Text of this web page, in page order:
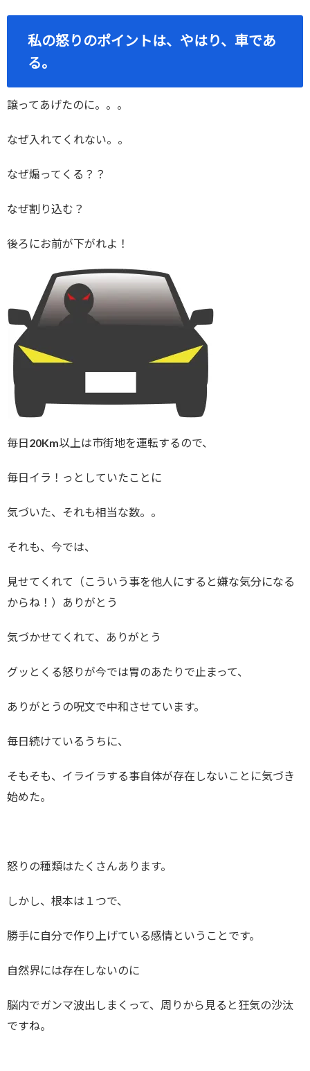
私の怒りのポイントは、やはり、車であ
る。
譲ってあげたのに。。。
なぜ入れてくれない。。
なぜ煽ってくる？？
なぜ割り込む？
後ろにお前が下がれよ！
毎日20Km以上は市街地を運転するので、
毎日イラ！っとしていたことに
気づいた、それも相当な数。。
それも、今では、
見せてくれて（こういう事を他人にすると嫌な気分になる
からね！）ありがとう
気づかせてくれて、ありがとう
グッとくる怒りが今では胃のあたりで止まって、
ありがとうの呪文で中和させています。
毎日続けているうちに、
そもそも、イライラする事自体が存在しないことに気づき
始めた。
怒りの種類はたくさんあります。
しかし、根本は１つで、
勝手に自分で作り上げている感情ということです。
自然界には存在しないのに
脳内でガンマ波出しまくって、周りから見ると狂気の沙汰
ですね。